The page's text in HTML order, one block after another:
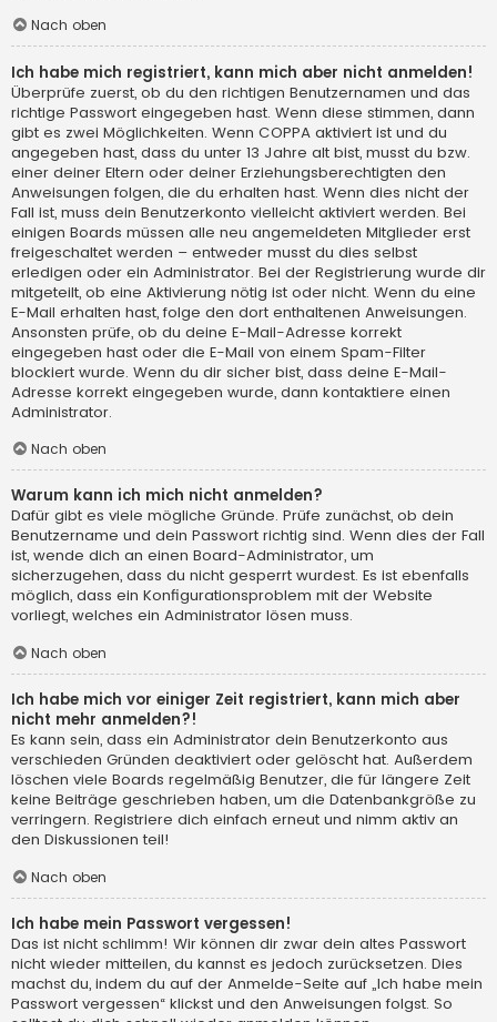
Nach oben
Ich habe mich registriert, kann mich aber nicht anmelden!
Überprüfe zuerst, ob du den richtigen Benutzernamen und das
richtige Passwort eingegeben hast. Wenn diese stimmen, dann
gibt es zwei Möglichkeiten. Wenn COPPA aktiviert ist und du
angegeben hast, dass du unter 13 Jahre alt bist, musst du bzw.
einer deiner Eltern oder deiner Erziehungsberechtigten den
Anweisungen folgen, die du erhalten hast. Wenn dies nicht der
Fall ist, muss dein Benutzerkonto vielleicht aktiviert werden. Bei
einigen Boards müssen alle neu angemeldeten Mitglieder erst
freigeschaltet werden – entweder musst du dies selbst
erledigen oder ein Administrator. Bei der Registrierung wurde dir
mitgeteilt, ob eine Aktivierung nötig ist oder nicht. Wenn du eine
E-Mail erhalten hast, folge den dort enthaltenen Anweisungen.
Ansonsten prüfe, ob du deine E-Mail-Adresse korrekt
eingegeben hast oder die E-Mail von einem Spam-Filter
blockiert wurde. Wenn du dir sicher bist, dass deine E-Mail-
Adresse korrekt eingegeben wurde, dann kontaktiere einen
Administrator.
Nach oben
Warum kann ich mich nicht anmelden?
Dafür gibt es viele mögliche Gründe. Prüfe zunächst, ob dein
Benutzername und dein Passwort richtig sind. Wenn dies der Fall
ist, wende dich an einen Board-Administrator, um
sicherzugehen, dass du nicht gesperrt wurdest. Es ist ebenfalls
möglich, dass ein Konfigurationsproblem mit der Website
vorliegt, welches ein Administrator lösen muss.
Nach oben
Ich habe mich vor einiger Zeit registriert, kann mich aber
nicht mehr anmelden?!
Es kann sein, dass ein Administrator dein Benutzerkonto aus
verschieden Gründen deaktiviert oder gelöscht hat. Außerdem
löschen viele Boards regelmäßig Benutzer, die für längere Zeit
keine Beiträge geschrieben haben, um die Datenbankgröße zu
verringern. Registriere dich einfach erneut und nimm aktiv an
den Diskussionen teil!
Nach oben
Ich habe mein Passwort vergessen!
Das ist nicht schlimm! Wir können dir zwar dein altes Passwort
nicht wieder mitteilen, du kannst es jedoch zurücksetzen. Dies
machst du, indem du auf der Anmelde-Seite auf „Ich habe mein
Passwort vergessen“ klickst und den Anweisungen folgst. So